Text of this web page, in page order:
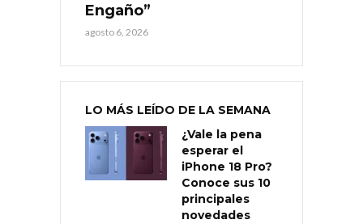
Engaño”
agosto 6, 2026
LO MÁS LEÍDO DE LA SEMANA
¿Vale la pena
esperar el
iPhone 18 Pro?
Conoce sus 10
principales
novedades